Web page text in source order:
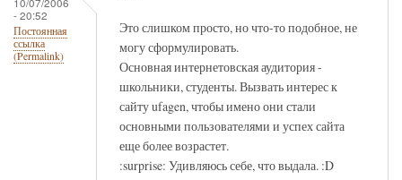
- 20:52
Постоянная
ссылка
(Permalink)
Это слишком просто, но что-то подобное, не
могу сформулировать.
Основная интернетовская аудитория -
школьники, студенты. Вызвать интерес к
сайту ufagen, чтобы имено они стали
основными пользователями и успех сайта
еще более возрастет.
:surprise: Удивляюсь себе, что выдала. :D